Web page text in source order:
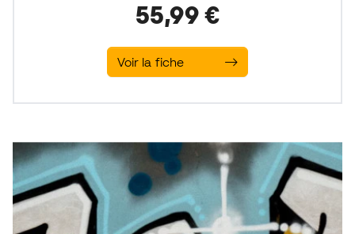
55,99 €
Voir la fiche